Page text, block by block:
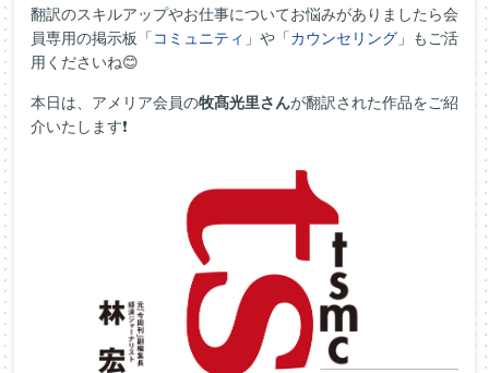
翻訳のスキルアップやお仕事についてお悩みがありましたら会
員専用の掲示板「コミュニティ 」や「カウンセリング 」もご活
用くださいね😊
本日は、アメリア会員の牧髙光里さんが翻訳された作品をご紹
介いたします❗